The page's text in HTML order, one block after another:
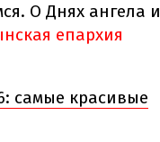
О Днях ангела и
епархия
самые красивые